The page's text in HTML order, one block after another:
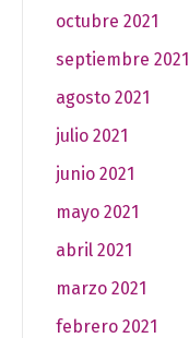
octubre 2021
septiembre 2021
agosto 2021
julio 2021
junio 2021
mayo 2021
abril 2021
marzo 2021
febrero 2021